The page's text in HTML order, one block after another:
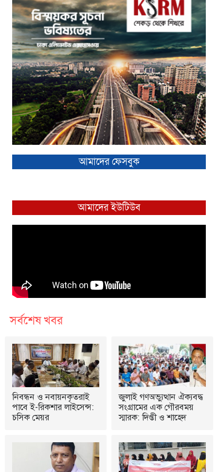
আমাদের ফেসবুক
আমাদের ইউটিউব
সর্বশেষ খবর
নিবন্ধন ও নবায়নকৃতরাই
পাবে ই-রিকশার লাইসেন্স:
চসিক মেয়র
জুলাই গণঅভ্যুত্থান ঐক্যবদ্ধ
সংগ্রামের এক গৌরবময়
স্মারক: দিপ্তী ও শাহেদ